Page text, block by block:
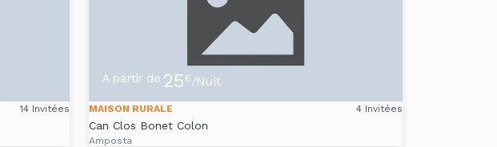
14 Invitées
A partir de 25€/Nuit
MAISON RURALE 4 Invitées
Can Clos Bonet Colon
Amposta